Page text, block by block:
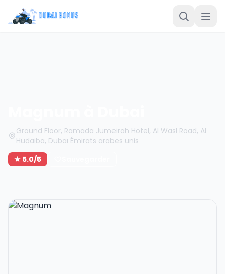
Ground Floor, Ramada Jumeirah Hotel, Al Wasl Road, Al
Hudaiba, Dubaï Émirats arabes unis
★ 5.0/5